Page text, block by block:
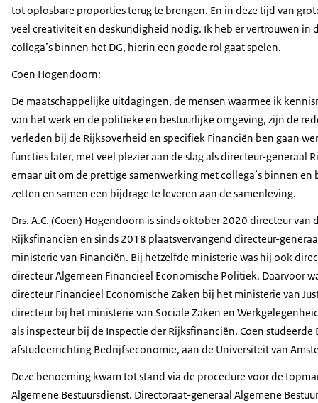
tot oplosbare proporties terug te brengen. En in deze tijd van
veel creativiteit en deskundigheid nodig. Ik heb er vertrouwen in
collega’s binnen het DG, hierin een goede rol gaat spelen.
Coen Hogendoorn:
De maatschappelijke uitdagingen, de mensen waarmee ik
van het werk en de politieke en bestuurlijke omgeving, zijn de
verleden bij de Rijksoverheid en specifiek Financiën ben gaan
functies later, met veel plezier aan de slag als directeur-generaal
ernaar uit om de prettige samenwerking met collega’s binnen
zetten en samen een bijdrage te leveren aan de samenleving.
Drs. A.C. (Coen) Hogendoorn is sinds oktober 2020 directeur van
Rijksfinanciën en sinds 2018 plaatsvervangend directeur-
ministerie van Financiën. Bij hetzelfde ministerie was hij ook
directeur Algemeen Financieel Economische Politiek. Daarvoor
directeur Financieel Economische Zaken bij het ministerie van
directeur bij het ministerie van Sociale Zaken en
als inspecteur bij de Inspectie der Rijksfinanciën. Coen studeerde
afstudeerrichting Bedrijfseconomie, aan de Universiteit van
Deze benoeming kwam tot stand via de procedure voor de
Algemene Bestuursdienst. Directoraat-generaal Algemene